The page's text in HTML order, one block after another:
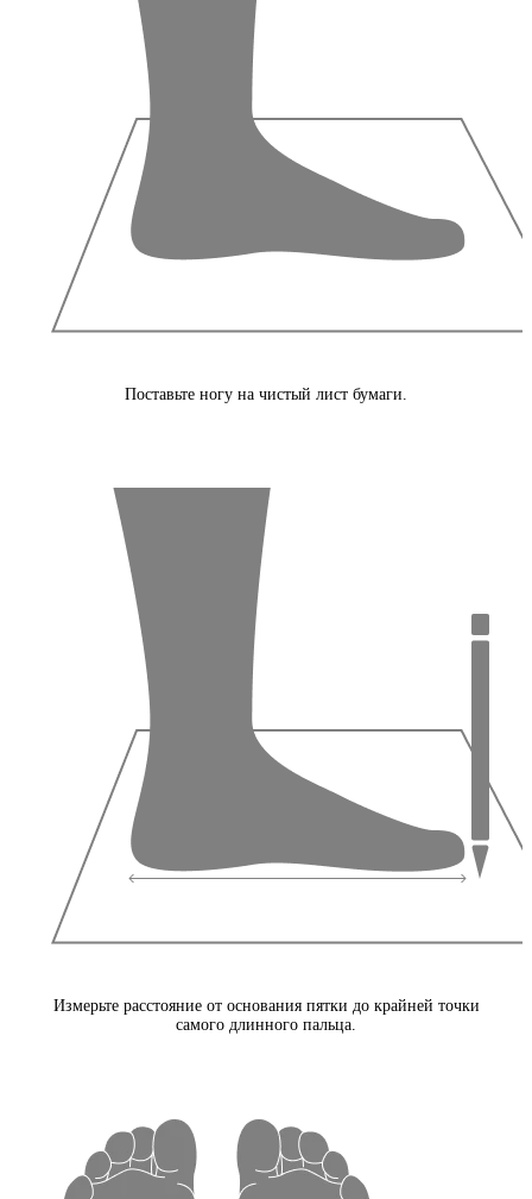
Поставьте ногу на чистый лист бумаги.
Измерьте расстояние от основания пятки до крайней точки
самого длинного пальца.